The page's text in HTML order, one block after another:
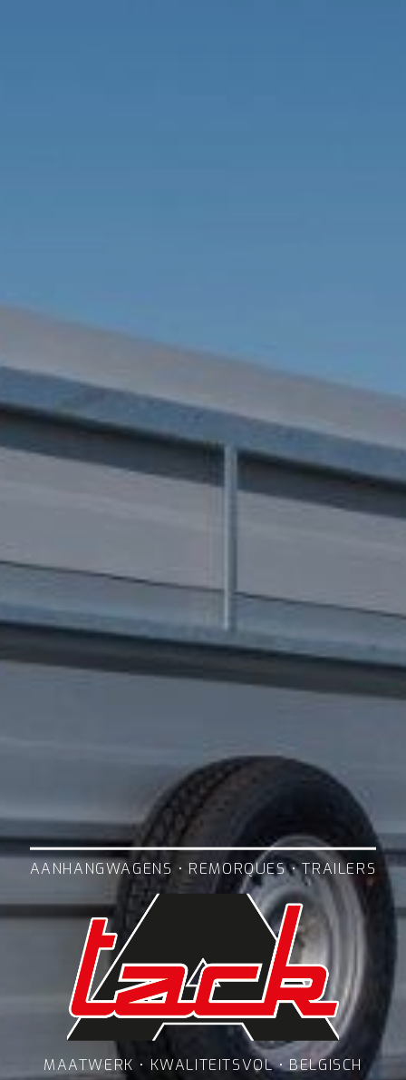
AANHANGWAGENS • REMORQUES • TRAILERS
MAATWERK • KWALITEITSVOL • BELGISCH